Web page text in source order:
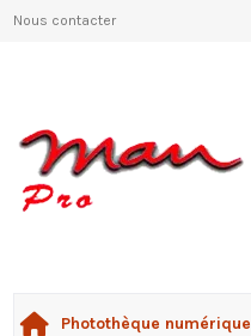
Nous contacter
Photothèque numérique